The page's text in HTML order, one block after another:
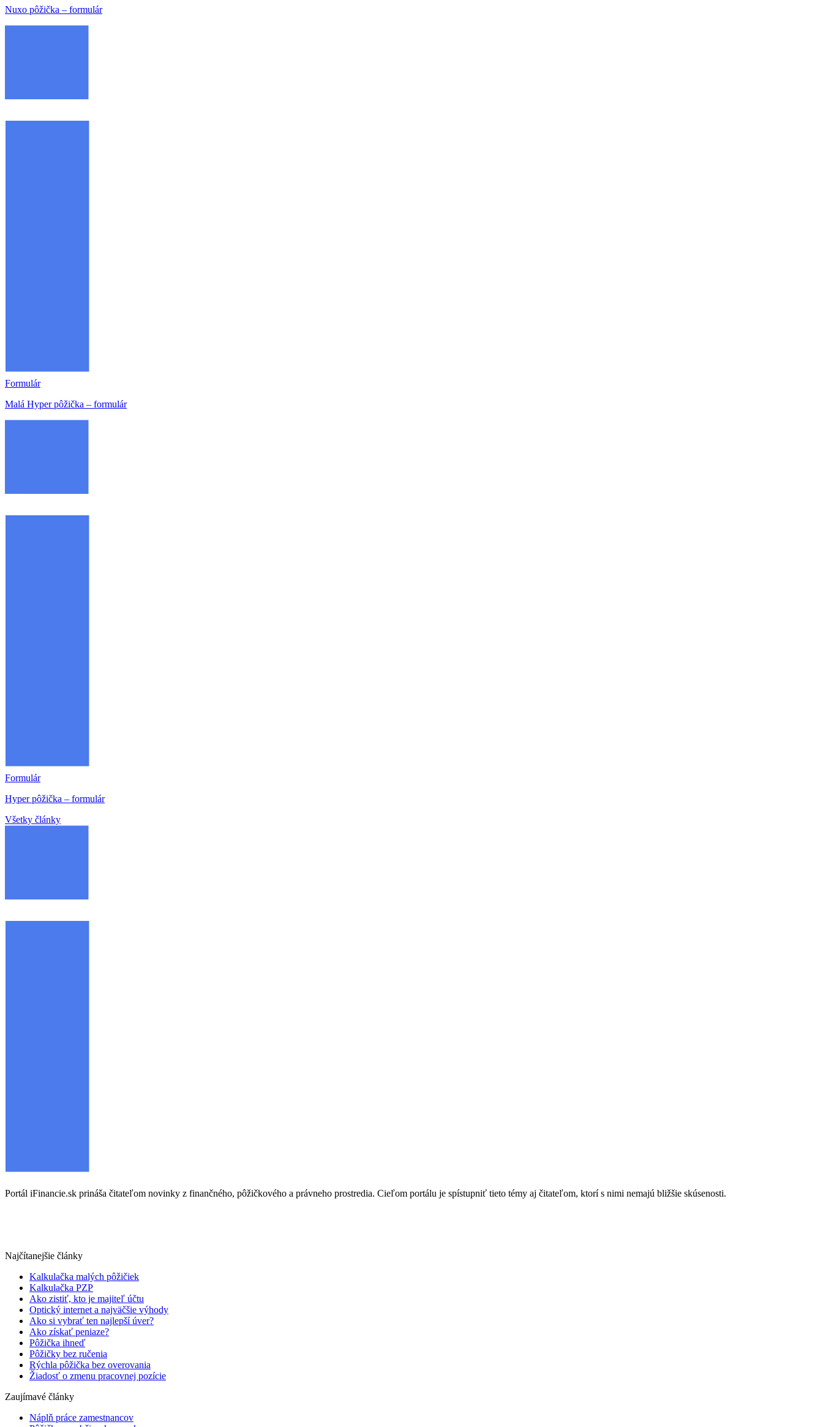
Nuxo pôžička – formulár
Formulár
Malá Hyper pôžička – formulár
Formulár
Hyper pôžička – formulár
Všetky články
Portál iFinancie.sk prináša čitateľom novinky z finančného, pôžičkového a právneho prostredia. Cieľom portálu je spístupniť tieto témy aj čitateľom, ktorí s nimi nemajú bližšie skúsenosti.
Najčítanejšie články
Kalkulačka malých pôžičiek
Kalkulačka PZP
Ako zistiť, kto je majiteľ účtu
Optický internet a najväčšie výhody
Ako si vybrať ten najlepší úver?
Ako získať peniaze?
Pôžička ihneď
Pôžičky bez ručenia
Rýchla pôžička bez overovania
Žiadosť o zmenu pracovnej pozície
Zaujímavé články
Náplň práce zamestnancov